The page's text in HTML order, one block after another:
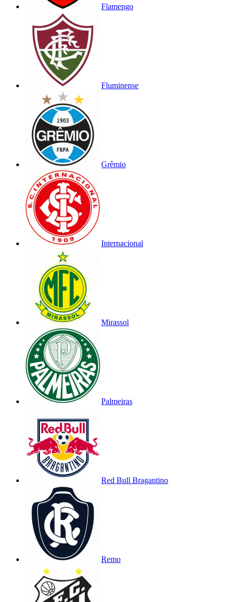
Flamengo
Fluminense
Grêmio
Internacional
Mirassol
Palmeiras
Red Bull Bragantino
Remo